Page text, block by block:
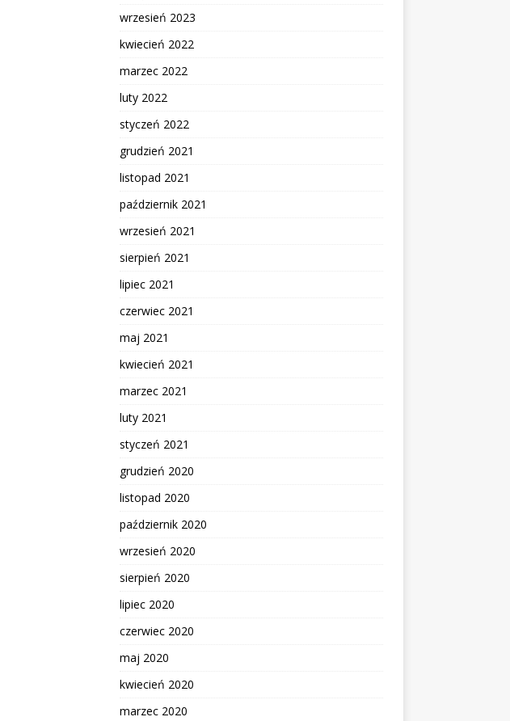
wrzesień 2023
kwiecień 2022
marzec 2022
luty 2022
styczeń 2022
grudzień 2021
listopad 2021
październik 2021
wrzesień 2021
sierpień 2021
lipiec 2021
czerwiec 2021
maj 2021
kwiecień 2021
marzec 2021
luty 2021
styczeń 2021
grudzień 2020
listopad 2020
październik 2020
wrzesień 2020
sierpień 2020
lipiec 2020
czerwiec 2020
maj 2020
kwiecień 2020
marzec 2020